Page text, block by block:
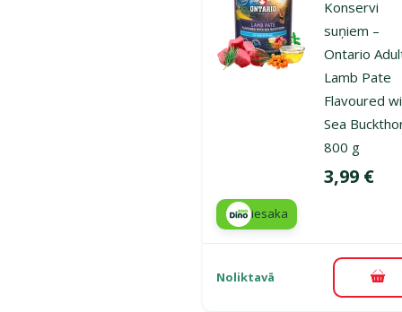
Konservi
suņiem –
Ontario
Lamb Pate
Flavoured
Sea
800 g
Cena
3,99 €
iesaka
Noliktavā